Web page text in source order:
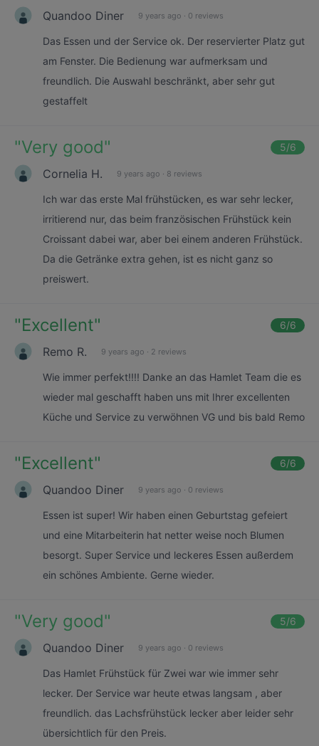
Quandoo Diner 9 years ago · 0 reviews
Das Essen und der Service ok. Der reservierter Platz gut
am Fenster. Die Bedienung war aufmerksam und
freundlich. Die Auswahl beschränkt, aber sehr gut
gestaffelt
"Very good" 5/6
Cornelia H. 9 years ago · 8 reviews
Ich war das erste Mal frühstücken, es war sehr lecker,
irritierend nur, das beim französischen Frühstück kein
Croissant dabei war, aber bei einem anderen Frühstück.
Da die Getränke extra gehen, ist es nicht ganz so
preiswert.
"Excellent" 6/6
Remo R. 9 years ago · 2 reviews
Wie immer perfekt!!!! Danke an das Hamlet Team die es
wieder mal geschafft haben uns mit Ihrer excellenten
Küche und Service zu verwöhnen VG und bis bald Remo
"Excellent" 6/6
Quandoo Diner 9 years ago · 0 reviews
Essen ist super! Wir haben einen Geburtstag gefeiert
und eine Mitarbeiterin hat netter weise noch Blumen
besorgt. Super Service und leckeres Essen außerdem
ein schönes Ambiente. Gerne wieder.
"Very good" 5/6
Quandoo Diner 9 years ago · 0 reviews
Das Hamlet Frühstück für Zwei war wie immer sehr
lecker. Der Service war heute etwas langsam , aber
freundlich. das Lachsfrühstück lecker aber leider sehr
übersichtlich für den Preis.